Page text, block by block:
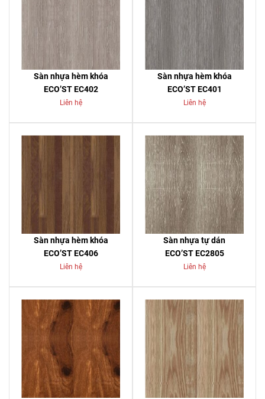
Sàn nhựa hèm khóa
ECO’ST EC402
Liên hệ
Sàn nhựa hèm khóa
ECO’ST EC401
Liên hệ
Sàn nhựa hèm khóa
ECO’ST EC406
Liên hệ
Sàn nhựa tự dán
ECO’ST EC2805
Liên hệ